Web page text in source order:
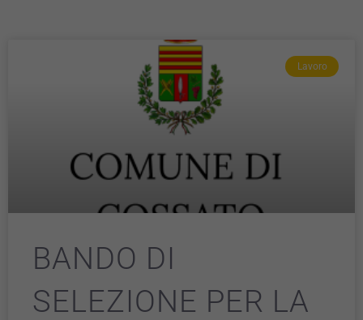
Lavoro
BANDO DI
SELEZIONE PER LA